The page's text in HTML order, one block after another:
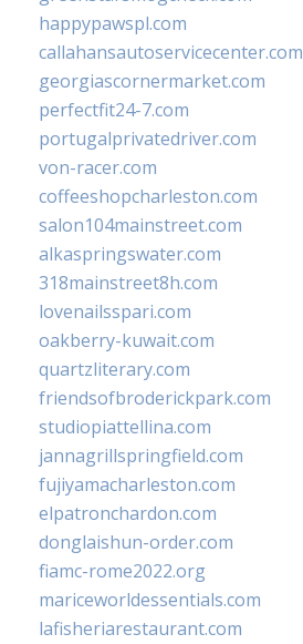
happypawspl.com
callahansautoservicecenter.com
georgiascornermarket.com
perfectfit24-7.com
portugalprivatedriver.com
von-racer.com
coffeeshopcharleston.com
salon104mainstreet.com
alkaspringswater.com
318mainstreet8h.com
lovenailsspari.com
oakberry-kuwait.com
quartzliterary.com
friendsofbroderickpark.com
studiopiattellina.com
jannagrillspringfield.com
fujiyamacharleston.com
elpatronchardon.com
donglaishun-order.com
fiamc-rome2022.org
mariceworldessentials.com
lafisheriarestaurant.com